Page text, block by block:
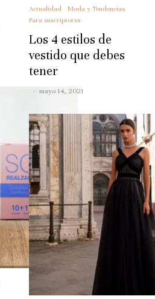
Actualidad
Moda y Tendencias
Para suscriptores
Los 4 estilos de
vestido que debes
tener
· mayo 14, 2021